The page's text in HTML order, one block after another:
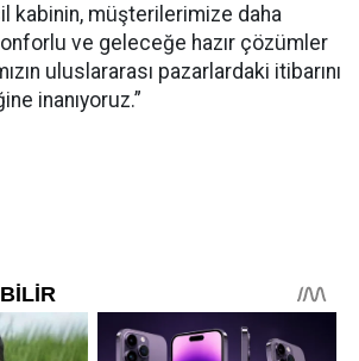
kabinin, müşterilerimize daha
ve geleceğe hazır çözümler
uluslararası pazarlardaki itibarını
inanıyoruz.”